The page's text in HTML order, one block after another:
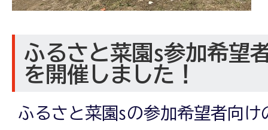
ふるさと菜園s参加希望
を開催しました！
ふるさと菜園sの参加希望者向け